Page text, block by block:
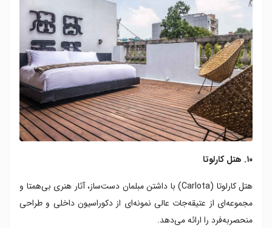
۱۰. هتل کارلوتا
هتل کارلوتا (Carlota) با داشتن مبلمان دست‌ساز، آثار هنری بی‌همتا و
مجموعه‌ای از عتیقه‌جات عالی نمونه‌ای از دکوراسیون داخلی و طراحی
منحصربه‌فرد را ارائه می‌دهد.